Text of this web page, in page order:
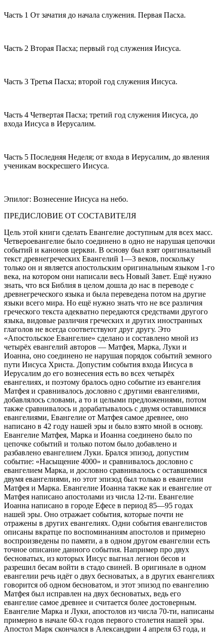
Часть 1 От зачатия до начала служения. Первая Пасха.
Часть 2 Вторая Пасха; первый год служения Иисуса.
Часть 3 Третья Пасха; второй год служения Иисуса.
Часть 4 Четвертая Пасха; третий год служения Иисуса, до
входа Иисуса в Иерусалим.
Часть 5 Последняя Неделя; от входа в Иерусалим, до явления
ученикам воскресшего Иисуса.
Эпилог: Вознесение Иисуса на небо.
ПРЕДИСЛОВИЕ ОТ СОСТАВИТЕЛЯ
Цель этой книги сделать Евангелие доступным для всех масс.
Четвероевангелие было соединено в одно не нарушая цепочки
событий и канонов церкви. В основу был взят оригинальный
текст древнегреческих Евангелий 1—3 веков, поскольку
только он и является апостольским оригинальным языком 1-го
века, на котором они написали весь Новый Завет. Ещё нужно
знать, что вся Библия в целом дошла до нас в переводе с
древнегреческого языка и была переведена потом на другие
языки всего мира. Но ещё нужно знать что не все различия
греческого текста адекватно передаются средствами другого
языка, видовые различия греческих и других иностранных
глаголов не всегда соответствуют друг другу. Это
«Апостольское Евангелие» сделано и составлено мной из
четырёх евангелий авторов — Матфея, Марка, Луки и
Иоанна, оно соединено не нарушая порядок событий земного
пути Иисуса Христа. Допустим события входа Иисуса в
Иерусалим до его вознесения есть во всех четырёх
евангелиях, и поэтому бралось одно событие из евангелия
Матфея и сравнивалось дословно с другими евангелиями,
добавлялось словами, а то и целыми предложениями, потом
также сравнивалось и дорабатывалось с двумя оставшимися
евангелиями, Евангелие от Матфея самое древнее, оно
написано в 42 году нашей эры и было взято мной в основу.
Евангелие Матфея, Марка и Иоанна соединено было по
цепочке событий и только потом было добавлено и
разбавлено евангелием Луки. Брался эпизод, допустим
событие: «Насыщение 4000» и сравнивалось дословно с
евангелием Марка, и дословно сравнивалось с оставшимися
двумя евангелиями, но этот эпизод был только в евангелии
Матфея и Марка. Евангелие Иоанна также как и евангелие от
Матфея написано апостолами из числа 12-ти. Евангелие
Иоанна написано в городе Ефесе в период 85—95 годах
нашей эры. Оно отражает события, которые почти не
отражены в других евангелиях. Одни события евангелистов
описаны вкратце по воспоминаниям апостолов и примерно
воспроизведены по памяти, а в одном другом евангелии есть
точное описание данного события. Например про двух
бесноватых, из которых Иисус выгнал легион бесов и
разрешил бесам войти в стадо свиней. В оригинале в одном
евангелии речь идёт о двух бесноватых, а в других евангелиях
говорится об одном бесноватом, и этот эпизод по евангелию
Матфея был исправлен на двух бесноватых, ведь его
евангелие самое древнее и считается более достоверным.
Евангелие Марка и Луки, апостолов из числа 70-ти, написаны
примерно в начале 60-х годов первого столетия нашей эры.
Апостол Марк скончался в Александрии 4 апреля 63 года, и